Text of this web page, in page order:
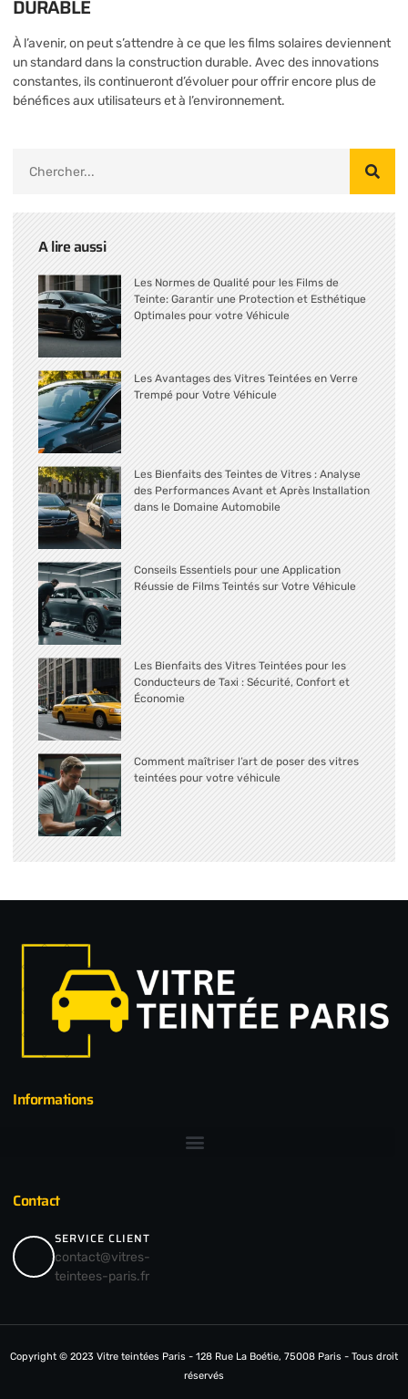
DURABLE
À l’avenir, on peut s’attendre à ce que les films solaires deviennent
un standard dans la construction durable. Avec des innovations
constantes, ils continueront d’évoluer pour offrir encore plus de
bénéfices aux utilisateurs et à l’environnement.
A lire aussi
Les Normes de Qualité pour les Films de
Teinte: Garantir une Protection et Esthétique
Optimales pour votre Véhicule
Les Avantages des Vitres Teintées en Verre
Trempé pour Votre Véhicule
Les Bienfaits des Teintes de Vitres : Analyse
des Performances Avant et Après Installation
dans le Domaine Automobile
Conseils Essentiels pour une Application
Réussie de Films Teintés sur Votre Véhicule
Les Bienfaits des Vitres Teintées pour les
Conducteurs de Taxi : Sécurité, Confort et
Économie
Comment maîtriser l’art de poser des vitres
teintées pour votre véhicule
Informations
Contact
SERVICE CLIENT
contact@vitres-
teintees-paris.fr
Copyright © 2023 Vitre teintées Paris - 128 Rue La Boétie, 75008 Paris - Tous droit
réservés